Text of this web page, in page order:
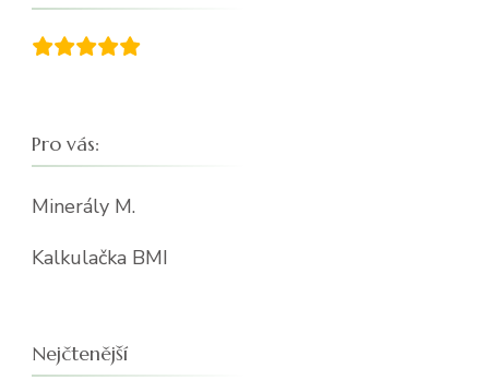
Pro vás:
Minerály M.
Kalkulačka BMI
Nejčtenější